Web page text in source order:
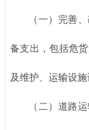
（一）完善、
备支出，包括危
及维护、运输设
（二）道路运